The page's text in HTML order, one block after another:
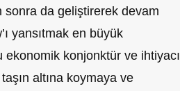
sonra da geliştirerek devam
yansıtmak en büyük
konjonktür ve ihtiyacı
altına koymaya ve